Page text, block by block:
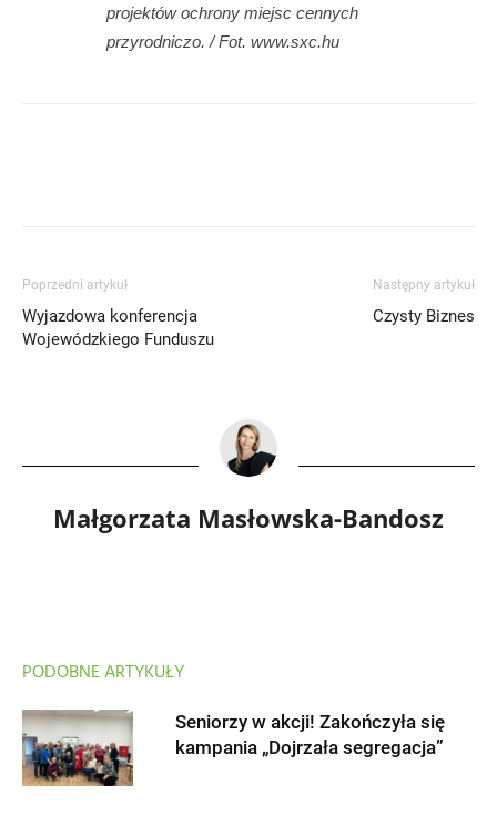
projektów ochrony miejsc cennych
przyrodniczo. / Fot. www.sxc.hu
Poprzedni artykuł
Wyjazdowa konferencja
Wojewódzkiego Funduszu
Następny artykuł
Czysty Biznes
Małgorzata Masłowska-Bandosz
PODOBNE ARTYKUŁY
Seniorzy w akcji! Zakończyła się
kampania „Dojrzała segregacja”